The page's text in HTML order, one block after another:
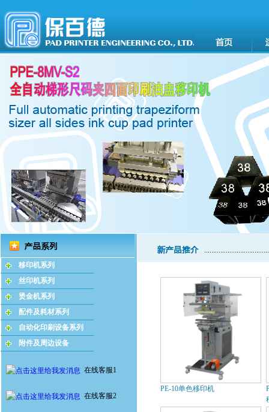
移印机系列
丝印机系列
烫金机系列
配件及耗材系列
自动化印刷设备系列
附件及周边设备
在线客服1
在线客服2
PE-10单色移印机